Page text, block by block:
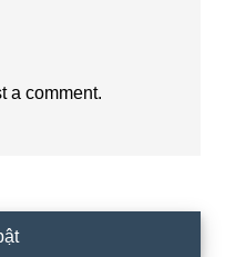
a comment.